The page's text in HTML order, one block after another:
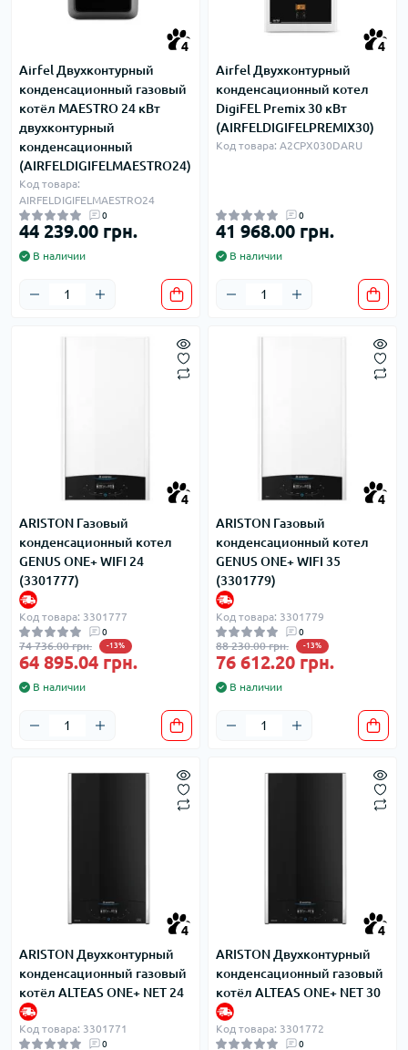
4
Airfel Двухконтурный
конденсационный газовый
котёл MAESTRO 24 кВт
двухконтурный
конденсационный
(AIRFELDIGIFELMAESTRO24)
Код товара:
AIRFELDIGIFELMAESTRO24
0
44 239.00 грн.
В наличии
4
Airfel Двухконтурный
конденсационный котел
DigiFEL Premix 30 кВт
(AIRFELDIGIFELPREMIX30)
Код товара: A2CPX030DARU
0
41 968.00 грн.
В наличии
4
ARISTON Газовый
конденсационный котел
GENUS ONE+ WIFI 24
(3301777)
Код товара: 3301777
0
74 736.00 грн. -13%
64 895.04 грн.
В наличии
4
ARISTON Газовый
конденсационный котел
GENUS ONE+ WIFI 35
(3301779)
Код товара: 3301779
0
88 230.00 грн. -13%
76 612.20 грн.
В наличии
4
ARISTON Двухконтурный
конденсационный газовый
котёл ALTEAS ONE+ NET 24
Код товара: 3301771
0
4
ARISTON Двухконтурный
конденсационный газовый
котёл ALTEAS ONE+ NET 30
Код товара: 3301772
0